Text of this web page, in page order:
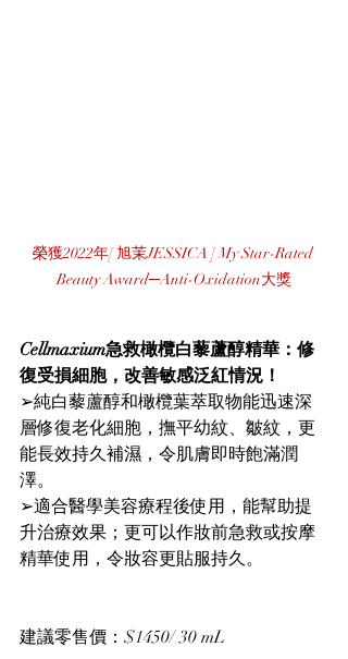
榮獲2022年[ 旭茉JESSICA ] My Star-Rated
Beauty Award─Anti-Oxidation大獎
Cellmaxium急救橄欖白藜蘆醇精華：修
復受損細胞，改善敏感泛紅情況！
➢純白藜蘆醇和橄欖葉萃取物能迅速深
層修復老化細胞，撫平幼紋、皺紋，更
能長效持久補濕，令肌膚即時飽滿潤
澤。
➢適合醫學美容療程後使用，能幫助提
升治療效果；更可以作妝前急救或按摩
精華使用，令妝容更貼服持久。
建議零售價：$1450/ 30 mL